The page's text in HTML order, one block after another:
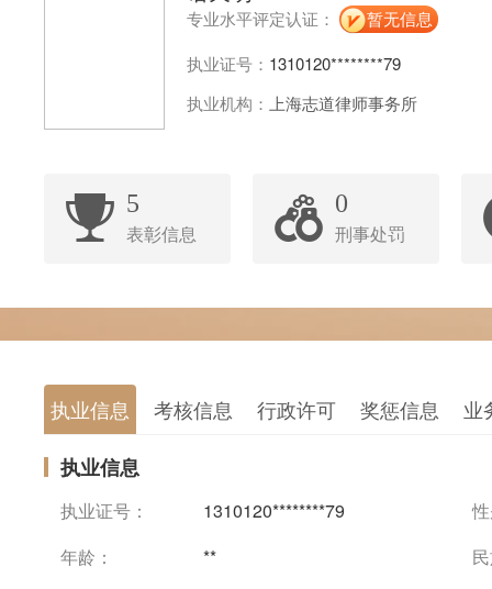
专业水平评定认证：
暂无信息
执业证号： 1310120********79
执业机构： 上海志道律师事务所
5
表彰信息
0
刑事处罚
执业信息 考核信息 行政许可 奖惩信息 业
执业信息
执业证号： 1310120********79
年龄：
**